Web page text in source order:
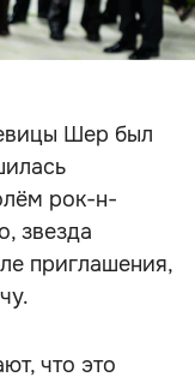
Шер был
рок-н-
звезда
приглашения,
что это